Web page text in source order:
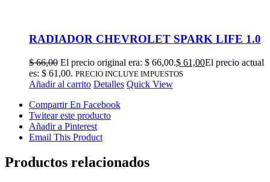
RADIADOR CHEVROLET SPARK LIFE 1.0
$66,00 El precio original era: $ 66,00.$ 61,00El precio actual
es: $ 61,00. PRECIO INCLUYE IMPUESTOS
Añadir al carrito Detalles Quick View
Compartir En Facebook
Twitear este producto
Añadir a Pinterest
Email This Product
Productos relacionados